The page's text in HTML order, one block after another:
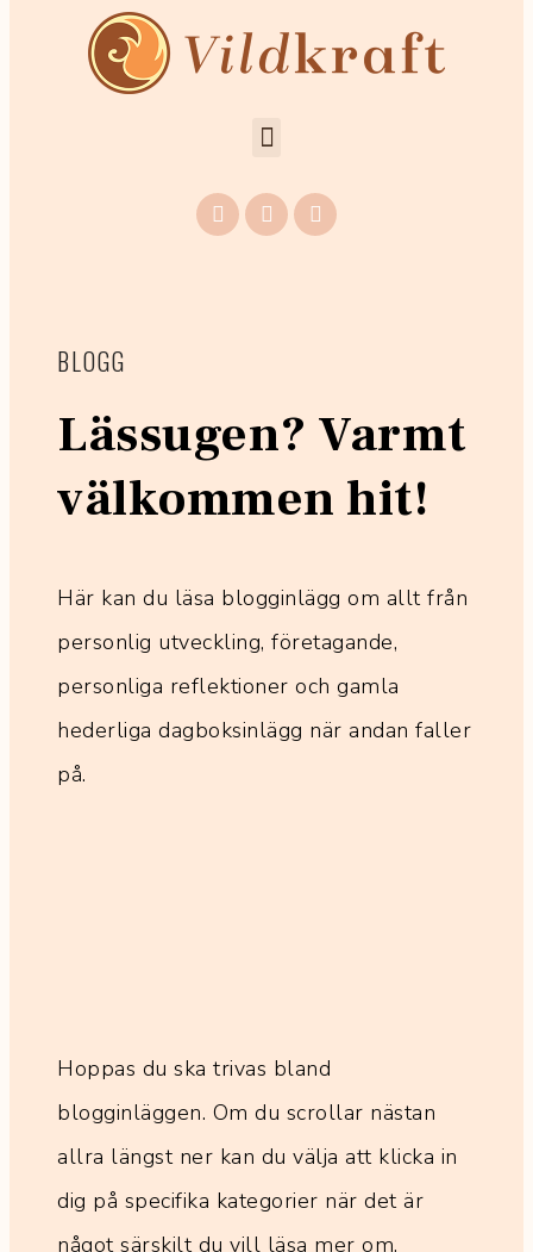
BLOGG
Lässugen? Varmt
välkommen hit!
Här kan du läsa blogginlägg om allt från
personlig utveckling, företagande,
personliga reflektioner och gamla
hederliga dagboksinlägg när andan faller
på.
Hoppas du ska trivas bland
blogginläggen. Om du scrollar nästan
allra längst ner kan du välja att klicka in
dig på specifika kategorier när det är
något särskilt du vill läsa mer om.